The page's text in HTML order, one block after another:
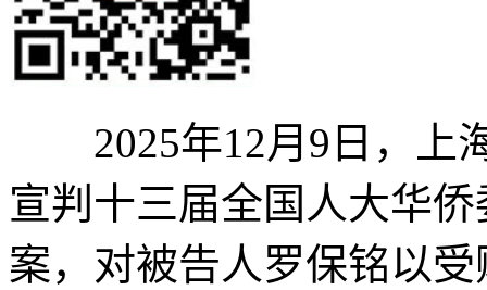
2025年12月9日，上
宣判十三届全国人大华
案，对被告人罗保铭以